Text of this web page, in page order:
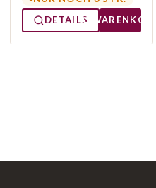
DETAILS
WARENKORB